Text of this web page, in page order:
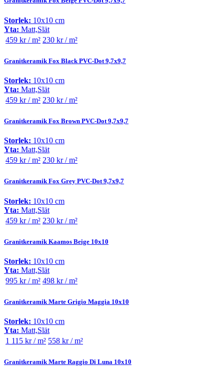
Storlek: 10x10 cm
Yta: Matt,Slät
459 kr / m² 230 kr / m²
Granitkeramik Fox Black PVC-Dot 9,7x9,7
Storlek: 10x10 cm
Yta: Matt,Slät
459 kr / m² 230 kr / m²
Granitkeramik Fox Brown PVC-Dot 9,7x9,7
Storlek: 10x10 cm
Yta: Matt,Slät
459 kr / m² 230 kr / m²
Granitkeramik Fox Grey PVC-Dot 9,7x9,7
Storlek: 10x10 cm
Yta: Matt,Slät
459 kr / m² 230 kr / m²
Granitkeramik Kaamos Beige 10x10
Storlek: 10x10 cm
Yta: Matt,Slät
995 kr / m² 498 kr / m²
Granitkeramik Marte Grigio Maggia 10x10
Storlek: 10x10 cm
Yta: Matt,Slät
1 115 kr / m² 558 kr / m²
Granitkeramik Marte Raggio Di Luna 10x10